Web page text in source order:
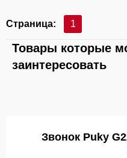
Страница: 1
Товары которые
заинтересовать
Звонок Puky